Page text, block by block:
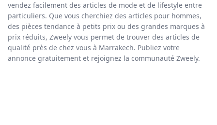
vendez facilement des articles de mode et de lifestyle entre
particuliers. Que vous cherchiez des articles pour hommes,
des pièces tendance à petits prix ou des grandes marques à
prix réduits, Zweely vous permet de trouver des articles de
qualité près de chez vous à Marrakech. Publiez votre
annonce gratuitement et rejoignez la communauté Zweely.